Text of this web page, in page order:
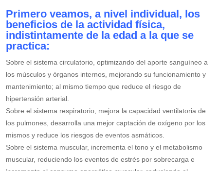
Primero veamos, a nivel individual, los
beneficios de la actividad física,
indistintamente de la edad a la que se
practica:
Sobre el sistema circulatorio, optimizando del aporte sanguíneo a
los músculos y órganos internos, mejorando su funcionamiento y
mantenimiento; al mismo tiempo que reduce el riesgo de
hipertensión arterial.
Sobre el sistema respiratorio, mejora la capacidad ventilatoria de
los pulmones, desarrolla una mejor captación de oxígeno por los
mismos y reduce los riesgos de eventos asmáticos.
Sobre el sistema muscular, incrementa el tono y el metabolismo
muscular, reduciendo los eventos de estrés por sobrecarga e